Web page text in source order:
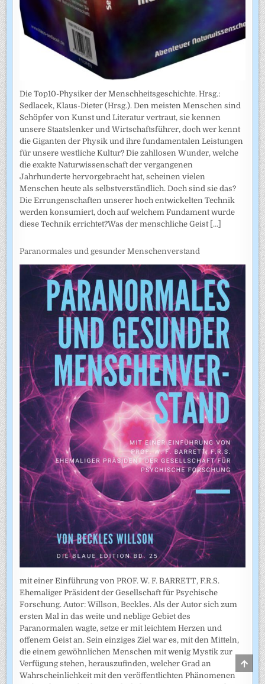
Die Top10-Physiker der Menschheitsgeschichte. Hrsg.:
Sedlacek, Klaus-Dieter (Hrsg.). Den meisten Menschen sind
Schöpfer von Kunst und Literatur vertraut, sie kennen
unsere Staatslenker und Wirtschaftsführer, doch wer kennt
die Giganten der Physik und ihre fundamentalen Leistungen
für unsere westliche Kultur? Die zahllosen Wunder, welche
die exakte Naturwissenschaft der vergangenen
Jahrhunderte hervorgebracht hat, scheinen vielen
Menschen heute als selbstverständlich. Doch sind sie das?
Die Errungenschaften unserer hoch entwickelten Technik
werden konsumiert, doch auf welchem Fundament wurde
diese Technik errichtet?Was der menschliche Geist [...]
Paranormales und gesunder Menschenverstand
mit einer Einführung von PROF. W. F. BARRETT, F.R.S.
Ehemaliger Präsident der Gesellschaft für Psychische
Forschung. Autor: Willson, Beckles. Als der Autor sich zum
ersten Mal in das weite und neblige Gebiet des
Paranormalen wagte, setze er mit leichtem Herzen und
offenem Geist an. Sein einziges Ziel war es, mit den Mitteln,
die einem gewöhnlichen Menschen mit wenig Mystik zur
Verfügung stehen, herauszufinden, welcher Grad an
Wahrscheinlichkeit mit den veröffentlichten Phänomenen
TO
TOP